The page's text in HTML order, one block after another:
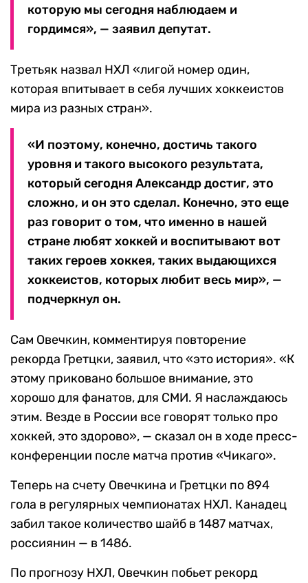
которую мы сегодня наблюдаем и
гордимся», — заявил депутат.
Третьяк назвал НХЛ «лигой номер один,
которая впитывает в себя лучших хоккеистов
мира из разных стран».
«И поэтому, конечно, достичь такого
уровня и такого высокого результата,
который сегодня Александр достиг, это
сложно, и он это сделал. Конечно, это еще
раз говорит о том, что именно в нашей
стране любят хоккей и воспитывают вот
таких героев хоккея, таких выдающихся
хоккеистов, которых любит весь мир», —
подчеркнул он.
Сам Овечкин, комментируя повторение
рекорда Гретцки, заявил, что «это история». «К
этому приковано большое внимание, это
хорошо для фанатов, для СМИ. Я наслаждаюсь
этим. Везде в России все говорят только про
хоккей, это здорово», — сказал он в ходе пресс-
конференции после матча против «Чикаго».
Теперь на счету Овечкина и Гретцки по 894
гола в регулярных чемпионатах НХЛ. Канадец
забил такое количество шайб в 1487 матчах,
россиянин — в 1486.
По прогнозу НХЛ, Овечкин побьет рекорд